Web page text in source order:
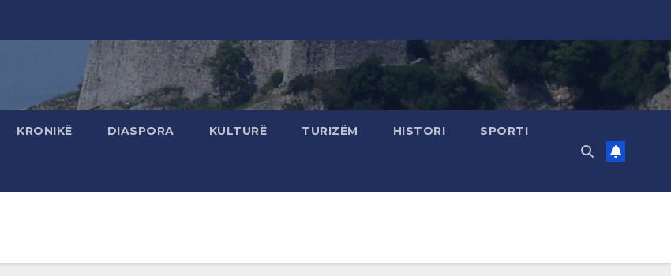
KRONIKË DIASPORA KULTURË TURIZËM HISTORI SPORTI